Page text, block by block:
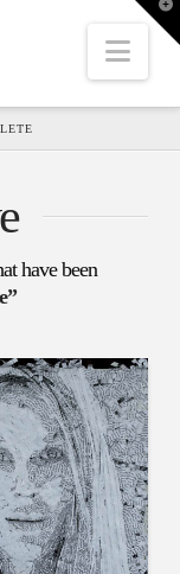
have been